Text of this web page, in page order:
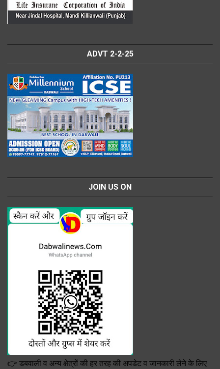
ADVT 2-2-25
JOIN US ON
👉 डबवाली व अन्य क्षेत्रों की हर तरह की अपडेट व जानकारी लेने के लिए